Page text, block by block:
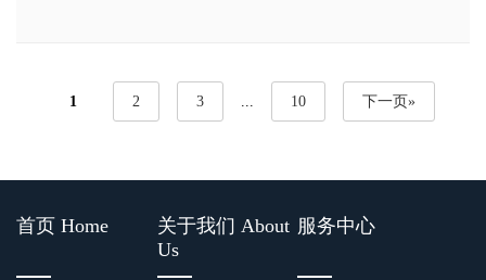
1 2 3 ... 10 下一页»
首页 Home
关于我们 About
Us
服务中心